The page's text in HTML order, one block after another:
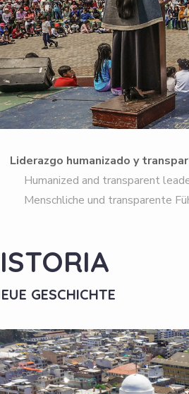
Liderazgo humanizado y
Humanized and transparent
Menschliche und transparente
GESCHICHTE